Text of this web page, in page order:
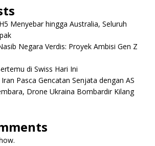
Menyebar hingga Australia, Seluruh
Negara Verdis: Proyek Ambisi Gen Z
di Swiss Hari Ini
Pasca Gencatan Senjata dengan AS
Drone Ukraina Bombardir Kilang